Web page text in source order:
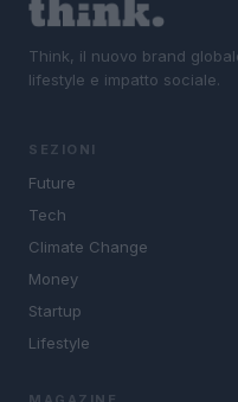
Think, il nuovo brand
lifestyle e impatto sociale.
SEZIONI
Future
Tech
Climate Change
Money
Startup
Lifestyle